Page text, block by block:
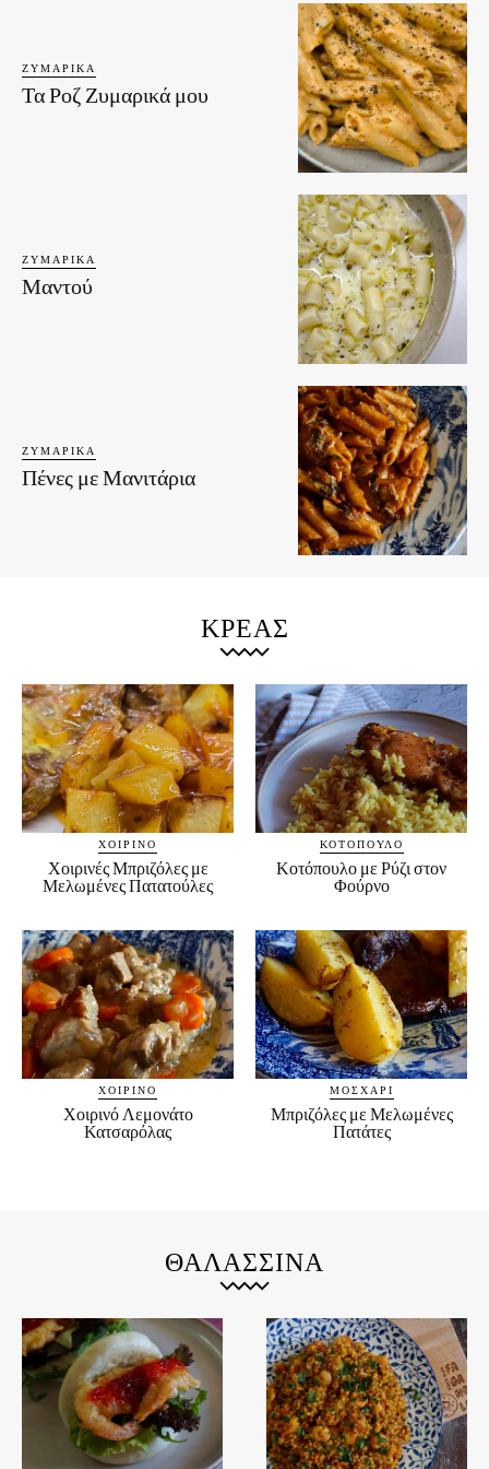
ΖΥΜΑΡΙΚΆ
Τα Ροζ Ζυμαρικά μου
ΖΥΜΑΡΙΚΆ
Μαντού
ΖΥΜΑΡΙΚΆ
Πένες με Μανιτάρια
ΚΡΕΑΣ
ΧΟΙΡΙΝΌ
Χοιρινές Μπριζόλες με
Μελωμένες Πατατούλες
ΚΟΤΌΠΟΥΛΟ
Κοτόπουλο με Ρύζι στον
Φούρνο
ΧΟΙΡΙΝΌ
Χοιρινό Λεμονάτο
Κατσαρόλας
ΜΟΣΧΆΡΙ
Μπριζόλες με Μελωμένες
Πατάτες
ΘΑΛΑΣΣΙΝΆ